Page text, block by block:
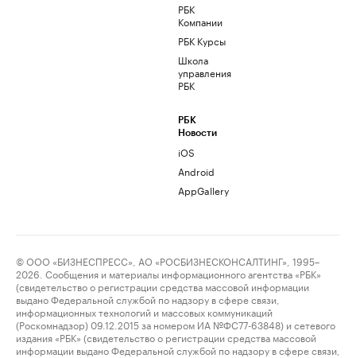
РБК
Компании
РБК Курсы
Школа
управления
РБК
РБК
Новости
iOS
Android
AppGallery
© ООО «БИЗНЕСПРЕСС», АО «РОСБИЗНЕСКОНСАЛТИНГ», 1995–
2026. Сообщения и материалы информационного агентства «РБК»
(свидетельство о регистрации средства массовой информации
выдано Федеральной службой по надзору в сфере связи,
информационных технологий и массовых коммуникаций
(Роскомнадзор) 09.12.2015 за номером ИА №ФС77-63848) и сетевого
издания «РБК» (свидетельство о регистрации средства массовой
информации выдано Федеральной службой по надзору в сфере связи,